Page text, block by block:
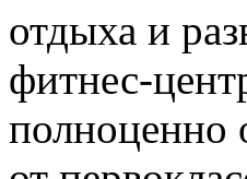
отдыха и
фитнес-
полноценно